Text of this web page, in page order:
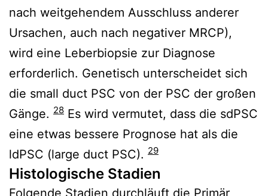
nach weitgehendem Ausschluss anderer
Ursachen, auch nach negativer MRCP),
wird eine Leberbiopsie zur Diagnose
erforderlich. Genetisch unterscheidet sich
die small duct PSC von der PSC der großen
Gänge. 28 Es wird vermutet, dass die sdPSC
eine etwas bessere Prognose hat als die
ldPSC (large duct PSC). 29
Histologische Stadien
Folgende Stadien durchläuft die Primär